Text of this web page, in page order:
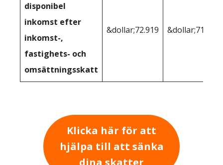
disponibel
inkomst efter
inkomst-,
fastighets- och
omsättningsskatt
&dollar;72.919 &dollar;71.602
Klicka här för att
hjälpa till att sänka
dina skatter